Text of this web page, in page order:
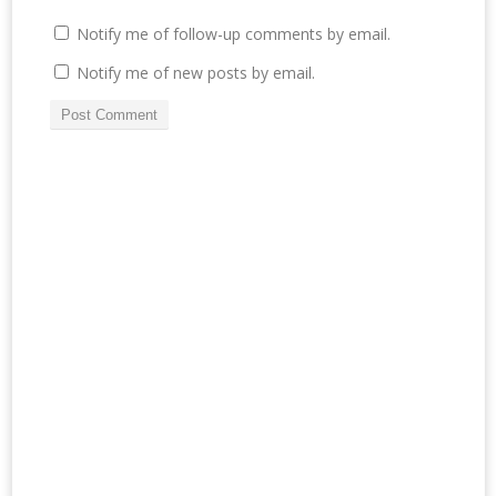
Notify me of follow-up comments by email.
Notify me of new posts by email.